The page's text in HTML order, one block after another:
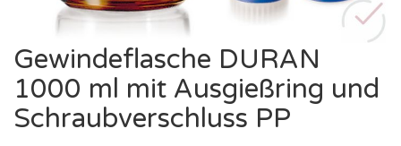
Zum
Anfang
der
Bildergalerie
springen
Gewindeflasche DURAN
1000 ml mit Ausgießring und
Schraubverschluss PP